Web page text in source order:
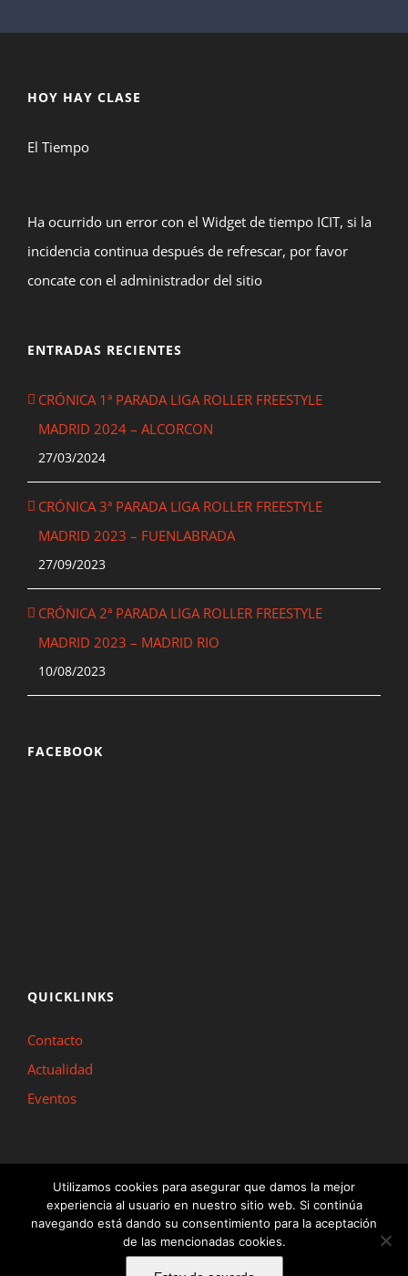
HOY HAY CLASE
El Tiempo
Ha ocurrido un error con el Widget de tiempo ICIT, si la
incidencia continua después de refrescar, por favor
concate con el administrador del sitio
ENTRADAS RECIENTES
CRÓNICA 1ª PARADA LIGA ROLLER FREESTYLE
MADRID 2024 – ALCORCON
27/03/2024
CRÓNICA 3ª PARADA LIGA ROLLER FREESTYLE
MADRID 2023 – FUENLABRADA
27/09/2023
CRÓNICA 2ª PARADA LIGA ROLLER FREESTYLE
MADRID 2023 – MADRID RIO
10/08/2023
FACEBOOK
QUICKLINKS
Contacto
Actualidad
Eventos
Inline Madrid © Copyright 2022 | Aviso Legal y Política de Privacidad | Política
de Cookies |Información y Condiciones Generales
Utilizamos cookies para asegurar que damos la mejor
experiencia al usuario en nuestro sitio web. Si continúa
navegando está dando su consentimiento para la aceptación
de las mencionadas cookies.